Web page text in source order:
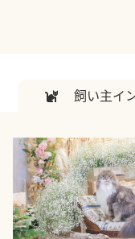
飼い主イン